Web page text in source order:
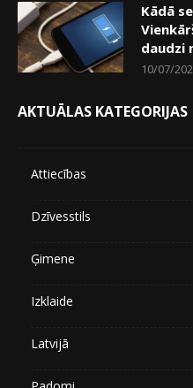
Kādā
daudzi
10/07/
AKTUĀLAS KATEGORIJAS
Attiecības
Dzīvesstils
Ģimene
Izklaide
Latvijā